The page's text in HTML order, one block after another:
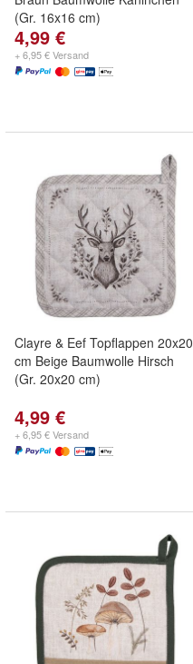
(Gr. 16x16 cm)
4,99 €
+ 6,95 € Versand
Clayre & Eef Topflappen 20x20
cm Beige Baumwolle Hirsch
(Gr. 20x20 cm)
4,99 €
+ 6,95 € Versand